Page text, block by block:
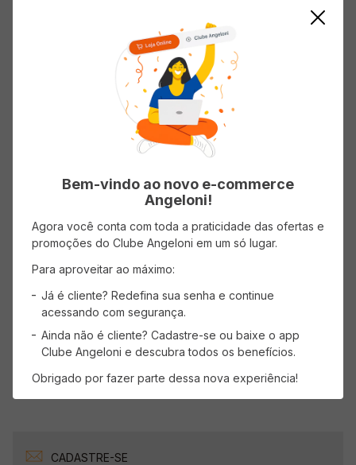
Vinagre de Vinho Tinto HEINIG
(0 avaliações)
99
ADICIONAR AO CARRINHO
Vinagre Condimentado HEINIG
Ervas Finas 250ml
R$ 8,99
ADICIONAR AO CARRINHO
Mostrando 1-4
1
CADASTRE-SE
Bem-vindo ao novo e-commerce
Angeloni!
Agora você conta com toda a praticidade das ofertas e
promoções do Clube Angeloni em um só lugar.
Para aproveitar ao máximo:
Já é cliente? Redefina sua senha e continue
acessando com segurança.
Ainda não é cliente? Cadastre-se ou baixe o app
Clube Angeloni e descubra todos os benefícios.
Obrigado por fazer parte dessa nova experiência!